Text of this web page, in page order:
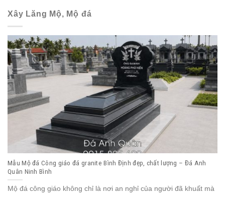
Xây Lăng Mộ, Mộ đá
Mẫu Mộ đá Công giáo đá granite Bình Định đẹp, chất lượng – Đá Anh
Quân Ninh Bình
Mộ đá công giáo không chỉ là nơi an nghỉ của người đã khuất mà